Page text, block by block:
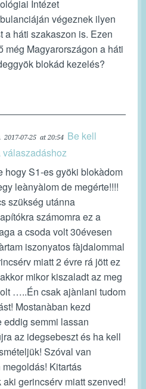
Intézet
végeznek ilyen
a háti szakaszon is. Ezen
még Magyarországon a háti
blokád kezelés?
2017-07-25 at 20:54 Be kell
hogy S1-es gyöki blokàdom
leànyàlom de megérte!!!!
szükség utánna
számomra ez a
a csoda volt 30évesen
iszonyatos fàjdalommal
miatt 2 évre rá jött ez
mikor kiszaladt az meg
…..Én csak ajànlani tudom
Mostanàban kezd
eddig semmi lassan
az idegsebeszt és ha kell
Szóval van
Kitartás
gerincsérv miatt szenved!